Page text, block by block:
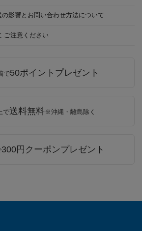
影響とお問い合わせ方法について
ご注意ください
で50ポイントプレゼント
で送料無料※沖縄・離島除く
300円クーポンプレゼント